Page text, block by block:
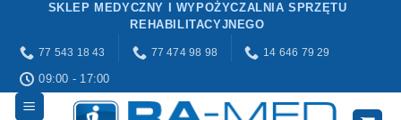
Przewiń
zawartości
SKLEP MEDYCZNY I WYPOŻYCZALNIA SPRZĘTU
REHABILITACYJNEGO
77 543 18 43 77 474 98 98 14 646 79 29
09:00 - 17:00